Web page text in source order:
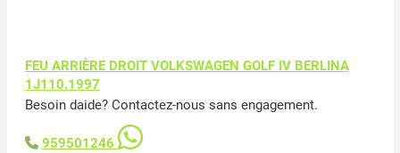
FEU ARRIÈRE DROIT VOLKSWAGEN GOLF IV BERLINA
1J110.1997
Besoin daide? Contactez-nous sans engagement.
959501246